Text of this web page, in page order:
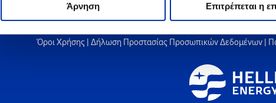
Άρνηση Επιτρέπεται η
Όροι Χρήσης Δήλωση Προστασίας Προσωπικών Δεδομένων